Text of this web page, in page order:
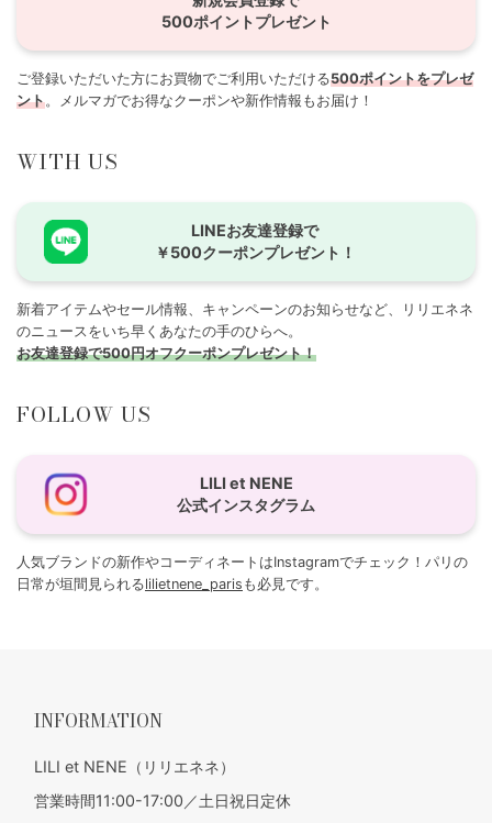
500ポイントプレゼント
ご登録いただいた方にお買物でご利用いただける500ポイントをプレゼ
ント。メルマガでお得なクーポンや新作情報もお届け！
WITH US
LINEお友達登録で
￥500クーポンプレゼント！
新着アイテムやセール情報、キャンペーンのお知らせなど、リリエネネ
のニュースをいち早くあなたの手のひらへ。
お友達登録で500円オフクーポンプレゼント！
FOLLOW US
LILI et NENE
公式インスタグラム
人気ブランドの新作やコーディネートはInstagramでチェック！パリの
日常が垣間見られるlilietnene_paris も必見です。
INFORMATION
LILI et NENE（リリエネネ）
営業時間11:00-17:00／土日祝日定休